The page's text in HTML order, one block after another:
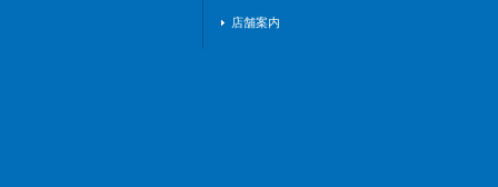
店舗案内